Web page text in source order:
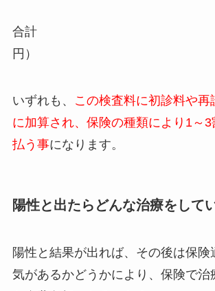
合計 294点
円）
いずれも、
この検査料に初診料や再
に加算され、保険の種類により1～
払う事になります。
陽性と出たらどんな治療をして
陽性と結果が出れば、その後は保険
気があるかどうかにより、保険で治